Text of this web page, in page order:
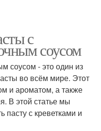
с
соусом
соусом - это один из
во всём мире. Этот
и ароматом, а также
В этой статье мы
пасту с креветками и